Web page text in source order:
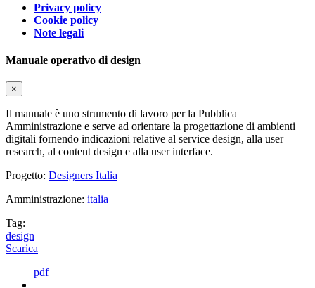
Privacy policy
Cookie policy
Note legali
Manuale operativo di design
×
Il manuale è uno strumento di lavoro per la Pubblica
Amministrazione e serve ad orientare la progettazione di ambienti
digitali fornendo indicazioni relative al service design, alla user
research, al content design e alla user interface.
Progetto: Designers Italia
Amministrazione: italia
Tag:
design
Scarica
pdf